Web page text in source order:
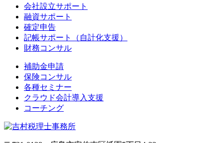
会社設立サポート
融資サポート
確定申告
記帳サポート（自計化支援）
財務コンサル
補助金申請
保険コンサル
各種セミナー
クラウド会計導入支援
コーチング